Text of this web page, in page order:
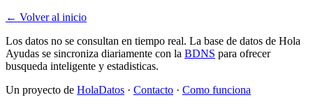
← Volver al inicio
Los datos no se consultan en tiempo real. La base de datos de Hola
Ayudas se sincroniza diariamente con la BDNS para ofrecer
busqueda inteligente y estadisticas.
Un proyecto de HolaDatos · Contacto · Como funciona